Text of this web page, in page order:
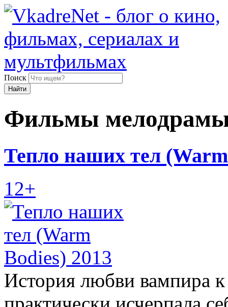
Поиск
Найти
Фильмы
Тепло наших тел
12+
История любви вампира